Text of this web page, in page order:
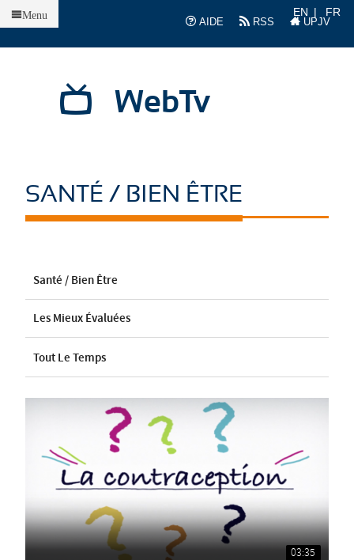
AIDE
RSS UPJV
EN FR
WebTv
Menu
SANTÉ / BIEN ÊTRE
Santé / Bien Être
Les Mieux Évaluées
Tout Le Temps
03:35